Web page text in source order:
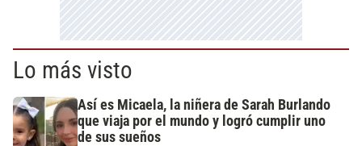
Lo más visto
Así es Micaela, la niñera de Sarah Burlando
que viaja por el mundo y logró cumplir uno
de sus sueños